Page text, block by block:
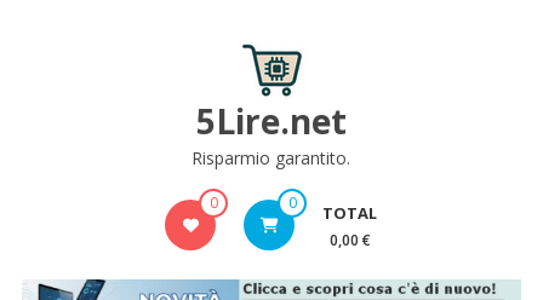
5Lire.net
Risparmio garantito.
0 0 TOTAL
0,00 €